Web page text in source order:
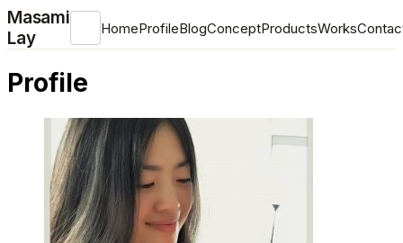
Masami
Lay
HomeProfileBlogConceptProductsWorks
Profile